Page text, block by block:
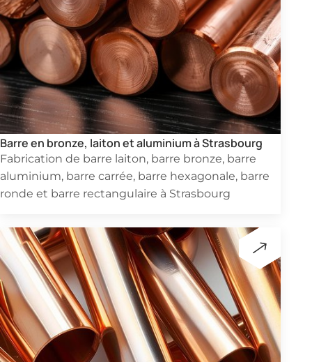
Barre en bronze, laiton et aluminium à Strasbourg
Fabrication de barre laiton, barre bronze, barre
aluminium, barre carrée, barre hexagonale, barre
ronde et barre rectangulaire à Strasbourg